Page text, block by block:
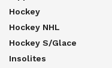
Hockey
Hockey NHL
Hockey S/glace
Insolites